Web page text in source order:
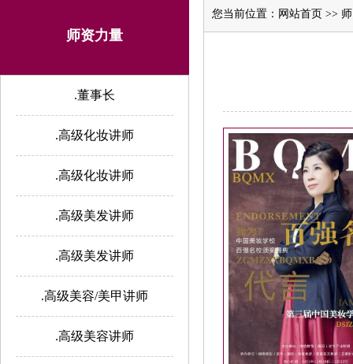
师资力量
.董事长
.高级化妆讲师
.高级化妆讲师
.高级美发讲师
.高级美发讲师
.高级美容/美甲讲师
.高级美容讲师
您当前位置： 网站首页 >>